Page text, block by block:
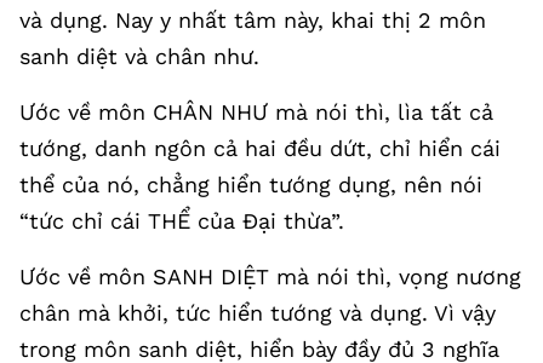
và dụng. Nay y nhất tâm này, khai thị 2 môn
sanh diệt và chân như.
Ước về môn CHÂN NHƯ mà nói thì, lìa tất cả
tướng, danh ngôn cả hai đều dứt, chỉ hiển cái
thể của nó, chẳng hiển tướng dụng, nên nói
“tức chỉ cái THỂ của Đại thừa”.
Ước về môn SANH DIỆT mà nói thì, vọng nương
chân mà khởi, tức hiển tướng và dụng. Vì vậy
trong môn sanh diệt, hiển bày đầy đủ 3 nghĩa